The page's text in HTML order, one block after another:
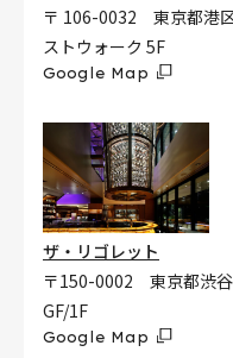
〒 106-0032 東京都港
ストウォーク 5F
Google Map
ザ・リゴレット
〒150-0002 東京都渋
GF/1F
Google Map